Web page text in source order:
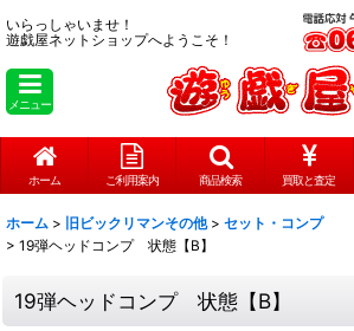
いらっしゃいませ！
遊戯屋ネットショップへようこそ！
メニュー
ホーム ご利用案内 商品検索 買取と査定
ホーム > 旧ビックリマンその他 > セット・コンプ
> 19弾ヘッドコンプ 状態【B】
19弾ヘッドコンプ 状態【B】